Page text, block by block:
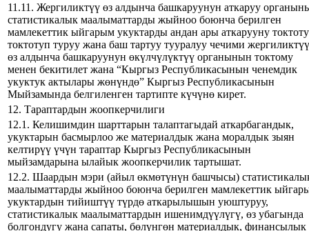
11.11. Жергиликтүү өз алдынча башкаруунун аткаруу
статистикалык маалыматтарды жыйноо боюнча берилген
мамлекеттик ыйгарым укуктарды андан ары аткарууну
токтотуп туруу жана баш тартуу тууралуу чечими жергиликтүү
өз алдынча башкаруунун өкүлчүлүктүү органынын токтому
менен бекитилет жана “Кыргыз Республикасынын ченемдик
укуктук актылары жөнүндө” Кыргыз Республикасынын
Мыйзамында белгиленген тартипте күчүнө кирет.
12. Тараптардын жоопкерчилиги
12.1. Келишимдин шарттарын талаптагыдай аткарбагандык,
укуктарын басмырлоо же материалдык жана моралдык зыян
келтирүү үчүн тараптар Кыргыз Республикасынын
мыйзамдарына ылайык жоопкерчилик тартышат.
12.2. Шаардын мэри (айыл өкмөтүнүн башчысы)
маалыматтарды жыйноо боюнча берилген мамлекеттик
укуктардын тийиштүү түрдө аткарылышын уюштуруу,
статистикалык маалыматтардын ишенимдүүлүгү, өз убагында
болгондугу жана сапаты, бөлүнгөн материалдык, финансылык